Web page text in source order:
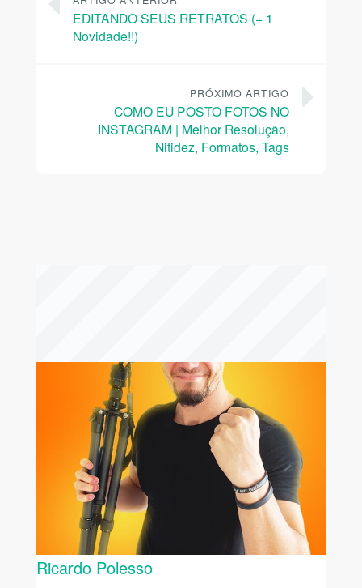
EDITANDO SEUS RETRATOS (+ 1
Novidade!!)
PRÓXIMO ARTIGO
COMO EU POSTO FOTOS NO
INSTAGRAM | Melhor Resolução,
Nitidez, Formatos, Tags
Ricardo Polesso